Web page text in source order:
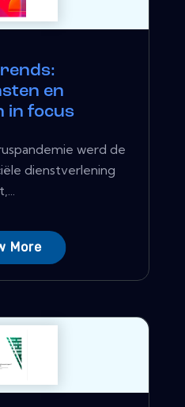
en
in focus
werd de
dienstverlening
More